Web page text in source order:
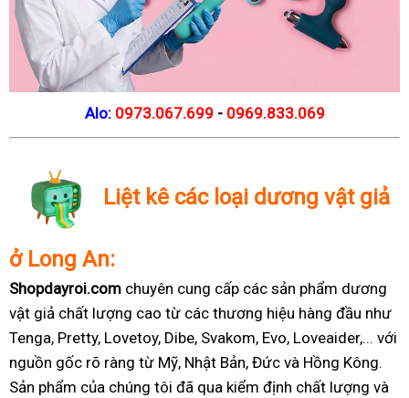
Alo: 0973.067.699 - 0969.833.069
Liệt kê các loại dương vật giả
ở Long An:
Shopdayroi.com chuyên cung cấp các sản phẩm dương
vật giả chất lượng cao từ các thương hiệu hàng đầu như
Tenga, Pretty, Lovetoy, Dibe, Svakom, Evo, Loveaider,... với
nguồn gốc rõ ràng từ Mỹ, Nhật Bản, Đức và Hồng Kông.
Sản phẩm của chúng tôi đã qua kiểm định chất lượng và